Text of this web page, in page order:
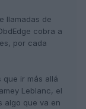
llamadas de
cobra a
por cada
que ir más allá
Leblanc, el
algo que va en